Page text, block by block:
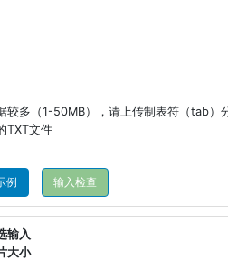
较多（1-50MB），请上传制表符（tab）
TXT文件
例
输入
大小